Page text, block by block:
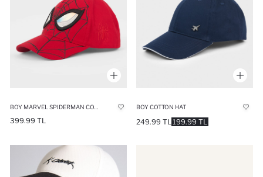
399.99 TL
BOY COTTON HAT
199.99 TL
249.99 TL